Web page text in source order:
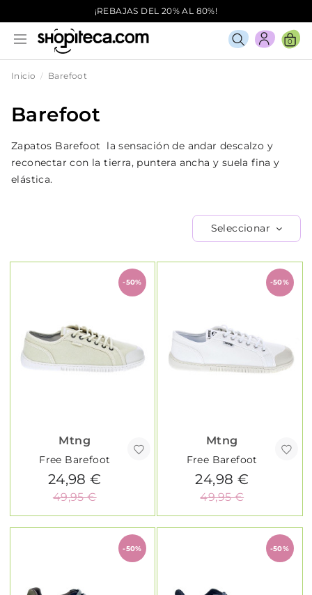
¡REBAJAS DEL 20% AL 80%!
0
Inicio Barefoot
Barefoot
Zapatos Barefoot la sensación de andar descalzo y
reconectar con la tierra, puntera ancha y suela fina y
elástica.
Seleccionar
-50%
Mtng
Free Barefoot
24,98 €
49,95 €
-50%
Mtng
Free Barefoot
24,98 €
49,95 €
-50% -50%